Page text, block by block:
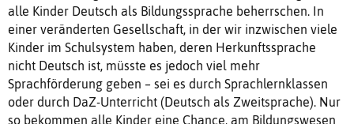
alle Kinder Deutsch als Bildungssprache beherrschen. In
einer veränderten Gesellschaft, in der wir inzwischen viele
Kinder im Schulsystem haben, deren Herkunftssprache
nicht Deutsch ist, müsste es jedoch viel mehr
Sprachförderung geben – sei es durch Sprachlernklassen
oder durch DaZ-Unterricht (Deutsch als Zweitsprache). Nur
so bekommen alle Kinder eine Chance, am Bildungswesen